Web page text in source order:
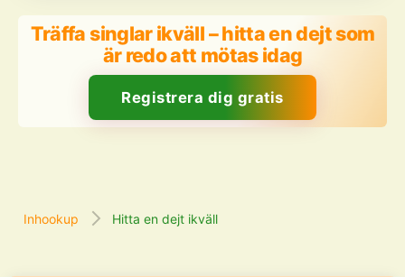
Träffa singlar ikväll – hitta en dejt som
är redo att mötas idag
Registrera dig gratis
Inhookup Hitta en dejt ikväll